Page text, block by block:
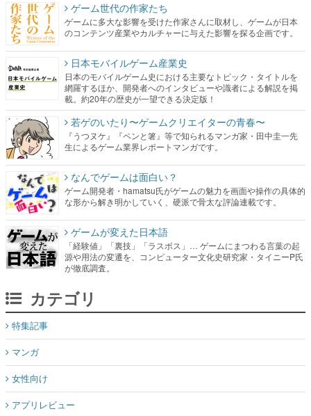
ゲーム世代の作家たち
ゲームに多大な影響を受けた作家さんに取材し、ゲームが日本
のコンテンツ産業やカルチャーに与えた影響を探る企画です。
日本モバイルゲーム産業史
日本のモバイルゲーム史における主要なトピック・タイトルを
網羅するほか、開発者へのインタビューや識者による解説を掲
載。約20年の歴史が一望できる決定版！
若ゲのいたり〜ゲームクリエイターの青春〜
『うつヌケ』『ペンと箸』等で知られるマンガ家・田中圭一先
生によるゲーム業界レポートマンガです。
なんでゲームは面白い？
ゲーム開発者・hamatsu氏がゲームの魅力を画面や操作の具体的
な形から解き明かしていく、硬派で骨太な評論連載です。
ゲームが変えた日本語
「経験値」「裏技」「ラスボス」… ゲームにまつわる言葉の起
源や用法の変遷を、コンピューター文化史研究家・タイニーP氏
が徹底調査。
カテゴリ
特集記事
マンガ
女性向け
アプリレビュー